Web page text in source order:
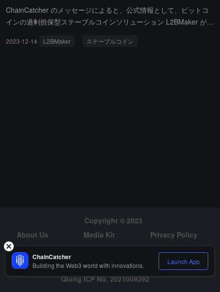
ChainCatcher のメッセージによると、公式情報として、ビットコ
インの過剰担保型ステーブルコインソリューション L2BMaker が正
にテスト版をリリースする予定です。BMaker は、ユーザーが過剰
2023-12-14 L2BMaker ステーブルコイン
Copyright © 2023
About Us
Media Kit
Privacy Policy
Risk Warning
Hiring
Qiong ICP No. 2021009392
ChainCatcher
Building the Web3 world with innovations. Launch App